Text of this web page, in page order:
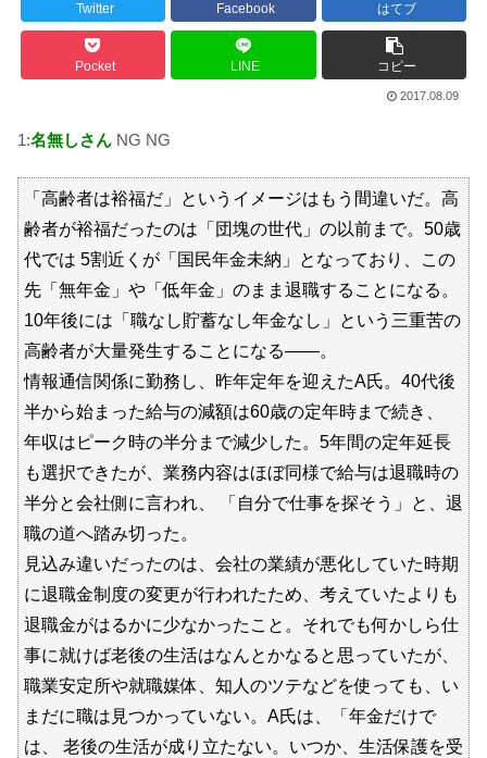
Powered by livedoor 相互RSS
Twitter Facebook はてブ
Pocket LINE コピー
2017.08.09
1:名無しさん NG NG
「高齢者は裕福だ」というイメージはもう間違いだ。高
齢者が裕福だったのは「団塊の世代」の以前まで。50歳
代では 5割近くが「国民年金未納」となっており、この
先「無年金」や「低年金」のまま退職することになる。
10年後には「職なし貯蓄なし年金なし」という三重苦の
高齢者が大量発生することになる――。
情報通信関係に勤務し、昨年定年を迎えたA氏。40代後
半から始まった給与の減額は60歳の定年時まで続き、
年収はピーク時の半分まで減少した。5年間の定年延長
も選択できたが、業務内容はほぼ同様で給与は退職時の
半分と会社側に言われ、 「自分で仕事を探そう」と、退
職の道へ踏み切った。
見込み違いだったのは、会社の業績が悪化していた時期
に退職金制度の変更が行われたため、考えていたよりも
退職金がはるかに少なかったこと。それでも何かしら仕
事に就けば老後の生活はなんとかなると思っていたが、
職業安定所や就職媒体、知人のツテなどを使っても、い
まだに職は見つかっていない。A氏は、「年金だけで
は、 老後の生活が成り立たない。いつか、生活保護を受